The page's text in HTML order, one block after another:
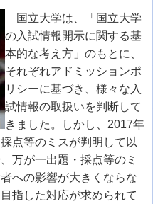
国立大学は、「国立大学
の入試情報開示に関する基
本的な考え方」のもとに、
それぞれアドミッションポ
リシーに基づき、様々な入
試情報の取扱いを判断して
きました。しかし、2017年
点等のミスが判明して以
万が一出題・採点等のミ
への影響が大きくならな
指した対応が求められて